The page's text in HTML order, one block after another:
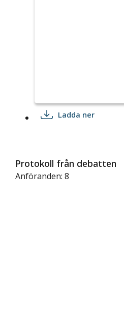
Ladda ner
Protokoll från debatten
Anföranden: 8